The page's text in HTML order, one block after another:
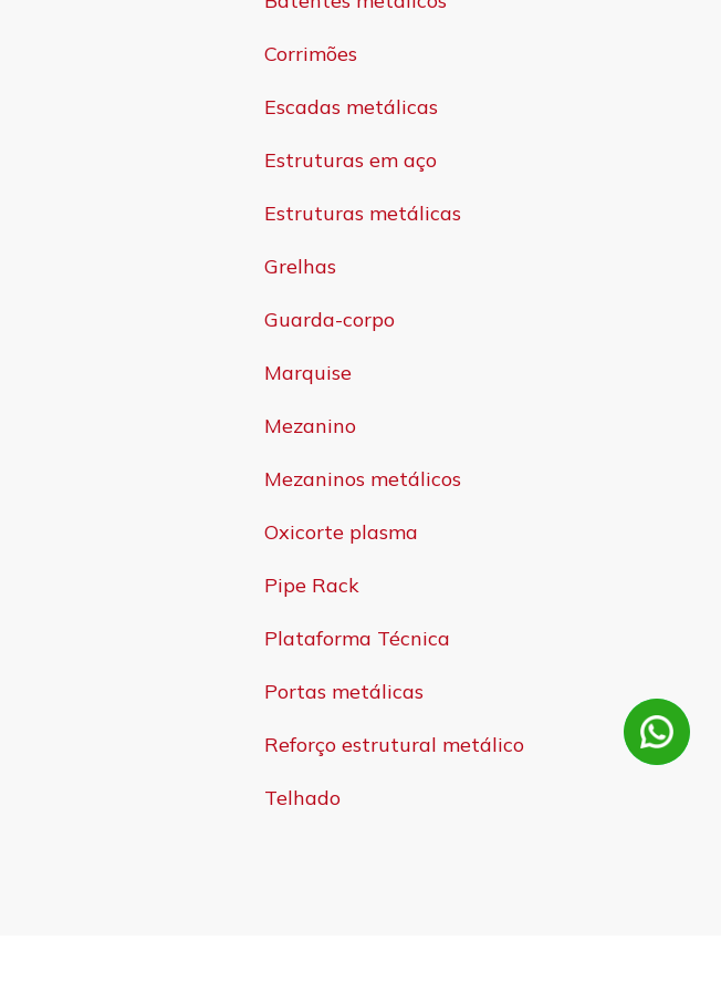
Corrimões
Escadas metálicas
Estruturas em aço
Estruturas metálicas
Grelhas
Guarda-corpo
Marquise
Mezanino
Mezaninos metálicos
Oxicorte plasma
Pipe Rack
Plataforma Técnica
Portas metálicas
Reforço estrutural metálico
Telhado